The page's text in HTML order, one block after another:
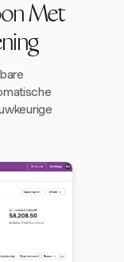
Met